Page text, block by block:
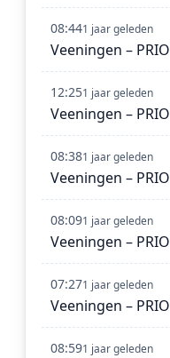
08:441 jaar geleden
Veeningen –
12:251 jaar geleden
Veeningen –
08:381 jaar geleden
Veeningen –
08:091 jaar geleden
Veeningen –
07:271 jaar geleden
Veeningen –
08:591 jaar geleden